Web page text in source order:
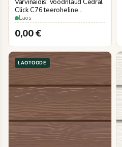
Värvinäidis: Voodrilaud Cedral
Click C76 teeroheline
3600×186 mm
Laos
0,00€
LAOTOODE